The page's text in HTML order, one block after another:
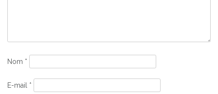
Nom *
E-mail *